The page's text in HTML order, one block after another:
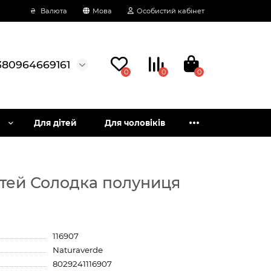
₴ Валюта Мова Особистий кабінет
0 0 0
Для дітей Для чоловіків
Солодка полуниця
116907
Naturaverde
8029241116907